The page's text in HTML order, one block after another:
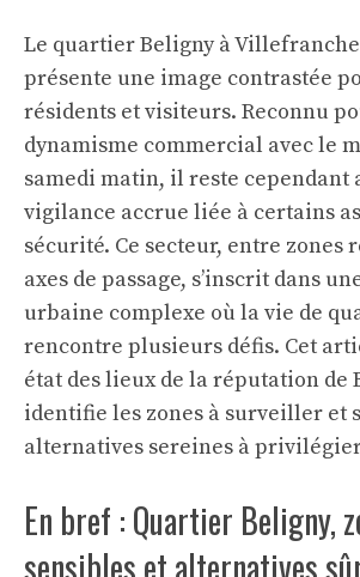
Le quartier Beligny à
présente une image contrastée
résidents et visiteurs. Reconnu
dynamisme commercial avec le
samedi matin, il reste cependant
vigilance accrue liée à certains
sécurité. Ce secteur, entre zones
axes de passage, s’inscrit dans
urbaine complexe où la vie de
rencontre plusieurs défis. Cet
état des lieux de la réputation de
identifie les zones à surveiller et
alternatives sereines à
En bref : Quartier Beligny,
sensibles et alternatives